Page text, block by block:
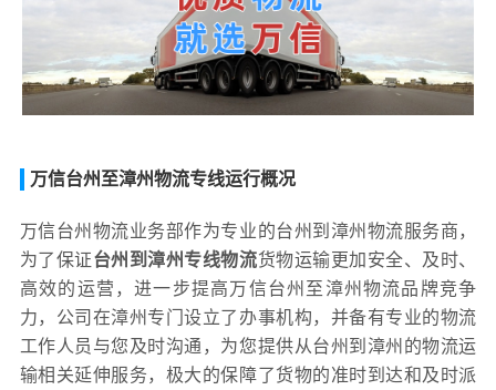
万信台州至漳州物流专线运行概况
万信台州物流业务部作为专业的台州到漳州物流服务商，
为了保证台州到漳州专线物流货物运输更加安全、及时、
高效的运营，进一步提高万信台州至漳州物流品牌竞争
力，公司在漳州专门设立了办事机构，并备有专业的物流
工作人员与您及时沟通，为您提供从台州到漳州的物流运
输相关延伸服务，极大的保障了货物的准时到达和及时派